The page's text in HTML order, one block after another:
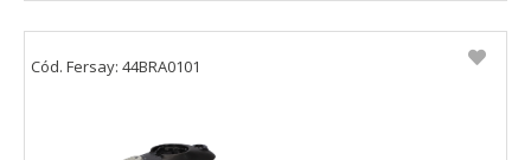
Cód. Fersay: 44BRA0101